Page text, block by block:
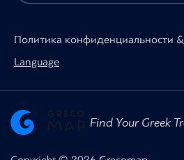
Политика конфиденциальности
Language
Find Your Greek